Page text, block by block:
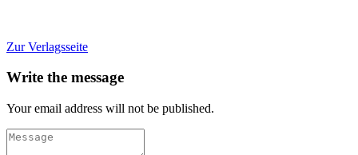
Zur Verlagsseite
Write the message
Your email address will not be published.